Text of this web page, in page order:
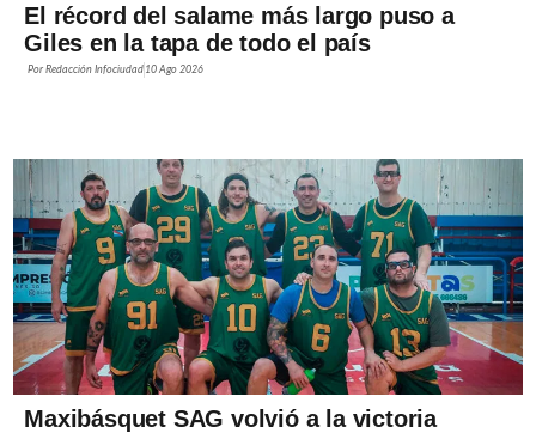
El récord del salame más largo puso a
Giles en la tapa de todo el país
PorRedacción Infociudad 10 Ago 2026
Maxibásquet SAG volvió a la victoria